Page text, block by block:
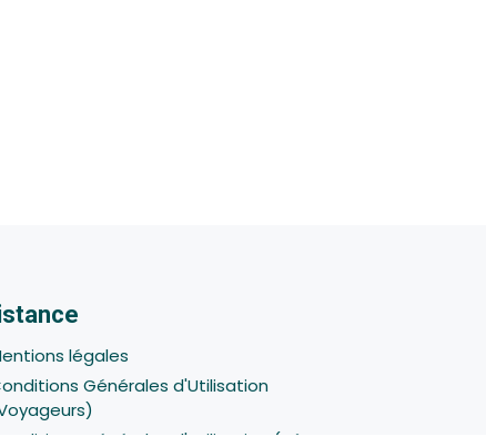
légales
Générales d'Utilisation
Conditions Générales d'Utilisation (Hôtes -